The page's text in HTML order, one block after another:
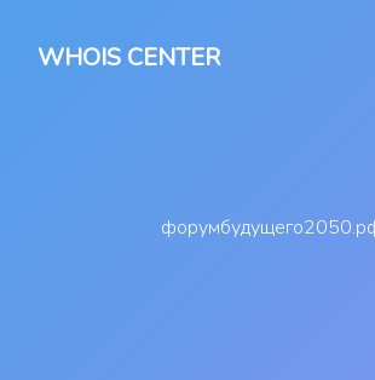
WHOIS CENTER